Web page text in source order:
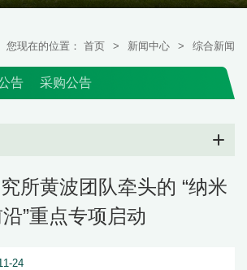
您现在的位置： 首页 > 新闻中心 > 综合新闻
告 采购公告
所黄波团队牵头的 “纳米
”重点专项启动
24